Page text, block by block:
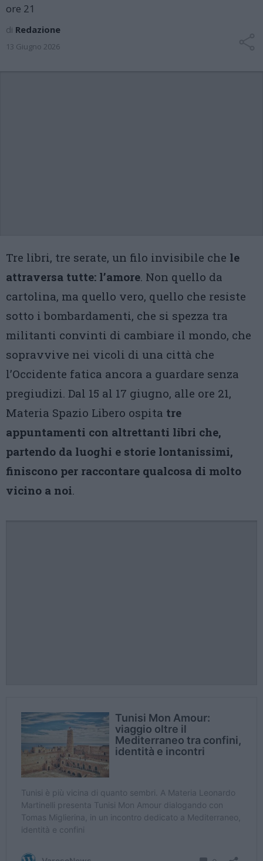
ore 21
di Redazione
13 Giugno 2026
Tre libri, tre serate, un filo invisibile che le
attraversa tutte: l’amore. Non quello da
cartolina, ma quello vero, quello che resiste
sotto i bombardamenti, che si spezza tra
militanti convinti di cambiare il mondo, che
sopravvive nei vicoli di una città che
l’Occidente fatica ancora a guardare senza
pregiudizi. Dal 15 al 17 giugno, alle ore 21,
Materia Spazio Libero ospita tre
appuntamenti con altrettanti libri che,
partendo da luoghi e storie lontanissimi,
finiscono per raccontare qualcosa di molto
vicino a noi.